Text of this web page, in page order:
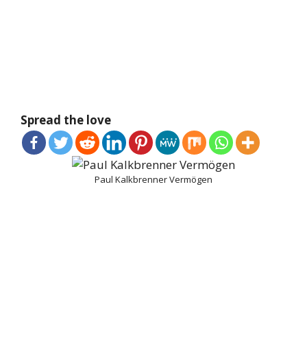
Spread the love
Paul Kalkbrenner Vermögen